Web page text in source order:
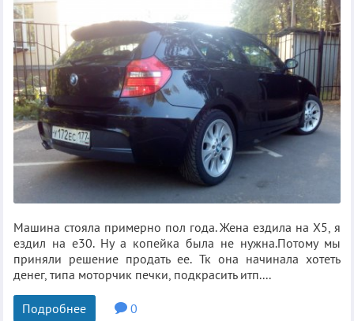
Машина стояла примерно пол года. Жена ездила на Х5, я
ездил на е30. Ну а копейка была не нужна.Потому мы
приняли решение продать ее. Тк она начинала хотеть
денег, типа моторчик печки, подкрасить итп....
Подробнее 0